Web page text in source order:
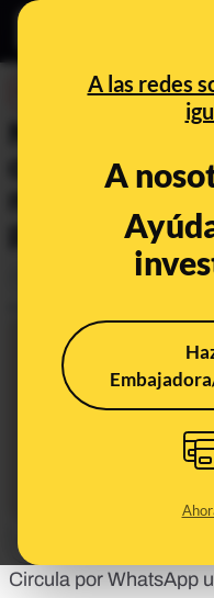
A las redes
A
No, Caritas
cupones de
motivo de
por el
Circula por WhatsApp